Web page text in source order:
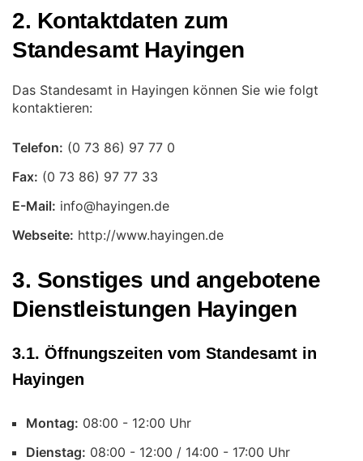
2. Kontaktdaten zum
Standesamt Hayingen
Das Standesamt in Hayingen können Sie wie folgt
kontaktieren:
Telefon:
Fax:
E-Mail:
Webseite: http://www.hayingen.de
3. Sonstiges und angebotene
Dienstleistungen Hayingen
3.1. Öffnungszeiten vom Standesamt in
Hayingen
Montag:
Uhr
Dienstag:
Uhr